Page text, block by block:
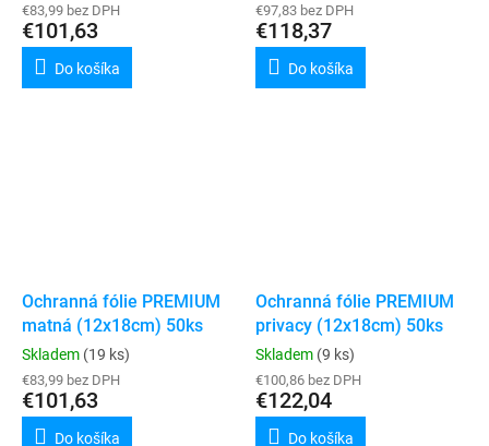
€83,99 bez DPH
€101,63
Do košíka
€97,83 bez DPH
€118,37
Do košíka
Ochranná fólie PREMIUM
matná (12x18cm) 50ks
Skladem (19 ks)
€83,99 bez DPH
€101,63
Do košíka
Ochranná fólie PREMIUM
privacy (12x18cm) 50ks
Skladem (9 ks)
€100,86 bez DPH
€122,04
Do košíka